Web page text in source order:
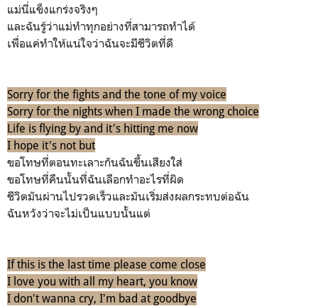
แม่นี่แข็งแกร่งจริงๆ
และฉันรู้ว่าแม่ทำทุกอย่างที่สามารถทำได้
เพื่อแค่ทำให้แน่ใจว่าฉันจะมีชีวิตที่ดี
Sorry for the fights and the tone of my voice
Sorry for the nights when I made the wrong choice
Life is flying by and it's hitting me now
I hope it's not but
ขอโทษที่ตอนทะเลาะกันฉันขึ้นเสียงใส่
ขอโทษที่คืนนั้นที่ฉันเลือกทำอะไรที่ผิด
ชีวิตมันผ่านไปรวดเร็วและมันเริ่มส่งผลกระทบต่อฉัน
ฉันหวังว่าจะไม่เป็นแบบนั้นแต่
If this is the last time please come close
I love you with all my heart, you know
I don't wanna cry, I'm bad at goodbye